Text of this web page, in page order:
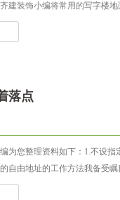
建装饰小编将常用的写字楼地
落点
为您整理资料如下：1.不设指
自由地址的工作方法我备受瞩